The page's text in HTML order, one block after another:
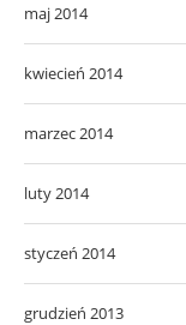
maj 2014
kwiecień 2014
marzec 2014
luty 2014
styczeń 2014
grudzień 2013